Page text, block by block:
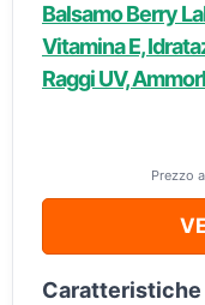
Balsamo Berry
Vitamina E,
Raggi UV,
Prezzo
Caratteristiche